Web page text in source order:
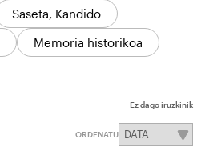
Saseta, Kandido
Memoria historikoa
Ez dago iruzkinik
ORDENATU